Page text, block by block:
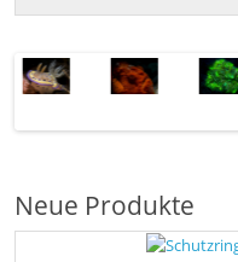
Neue Produkte